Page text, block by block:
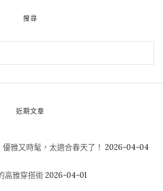
搜尋
近期文章
雅又時髦，太適合春天了！ 2026-04-04
高雅穿搭術 2026-04-01